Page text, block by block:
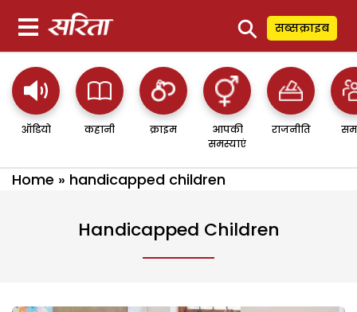
⚲ सब्सक्राइब
ऑडियो कहानी क्राइम
आपकी
समस्याएं
राजनीति
Home » handicapped children
Handicapped Children